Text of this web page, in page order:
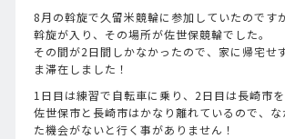
8月の斡旋で久留米競輪に参加していたのです
斡旋が入り、その場所が佐世保競輪でした。
その間が2日間しかなかったので、家に帰宅せ
ま滞在しました！
1日目は練習で自転車に乗り、2日目は長崎市を
佐世保市と長崎市はかなり離れているので、な
た機会がないと行く事がありません！